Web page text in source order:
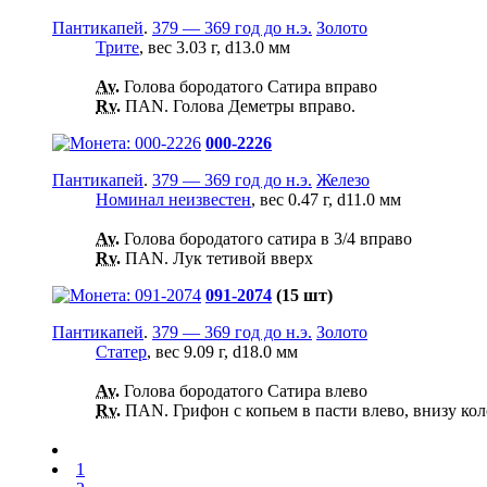
Пантикапей. 379 — 369 год до н.э. Золото
Трите, вес 3.03 г, d13.0 мм
Av. Голова бородатого Сатира вправо
Rv. ПАN. Голова Деметры вправо.
000-2226
Пантикапей. 379 — 369 год до н.э. Железо
Номинал неизвестен, вес 0.47 г, d11.0 мм
Av. Голова бородатого сатира в 3/4 вправо
Rv. ПАN. Лук тетивой вверх
091-2074 (15 шт)
Пантикапей. 379 — 369 год до н.э. Золото
Статер, вес 9.09 г, d18.0 мм
Av. Голова бородатого Сатира влево
Rv. ПАN. Грифон с копьем в пасти влево, внизу
1